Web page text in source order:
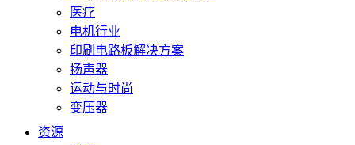
医疗
电机行业
印刷电路板解决方案
扬声器
运动与时尚
变压器
资源